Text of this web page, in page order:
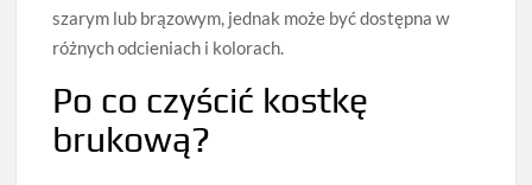
szarym lub brązowym, jednak może być dostępna w
różnych odcieniach i kolorach.
Po co czyścić kostkę
brukową?